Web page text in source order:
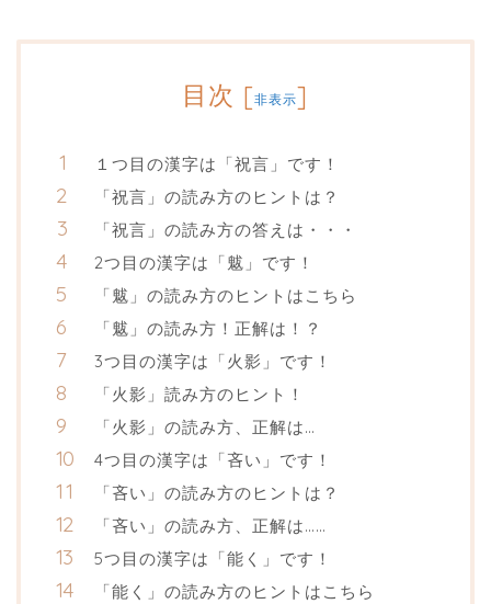
目次 [非表示]
１つ目の漢字は「祝言」です！
「祝言」の読み方のヒントは？
「祝言」の読み方の答えは・・・
2つ目の漢字は「魃」です！
「魃」の読み方のヒントはこちら
「魃」の読み方！正解は！？
3つ目の漢字は「火影」です！
「火影」読み方のヒント！
「火影」の読み方、正解は…
4つ目の漢字は「吝い」です！
「吝い」の読み方のヒントは？
「吝い」の読み方、正解は……
5つ目の漢字は「能く」です！
「能く」の読み方のヒントはこちら